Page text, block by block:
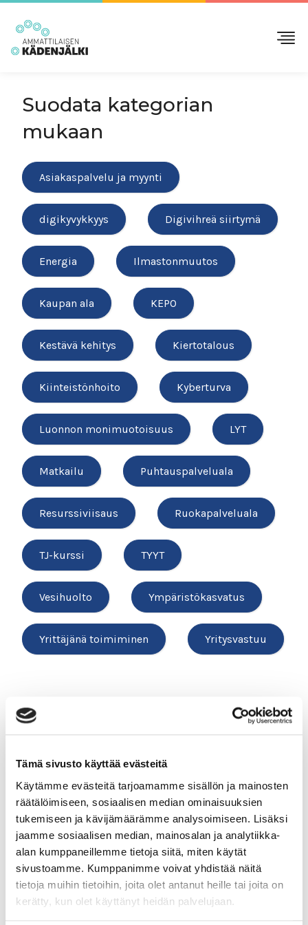
Tämä sivusto käyttää evästeitä
Käytämme evästeitä tarjoamamme sisällön ja mainosten
räätälöimiseen, sosiaalisen median ominaisuuksien
tukemiseen ja kävijämäärämme analysoimiseen. Lisäksi
jaamme sosiaalisen median, mainosalan ja analytiikka-
alan kumppaneillemme tietoja siitä, miten käytät
sivustoamme. Kumppanimme voivat yhdistää näitä
tietoja muihin tietoihin, joita olet antanut heille tai joita on
kerätty, kun olet käyttänyt heidän palvelujaan.
Suodata kategorian
mukaan
Asiakaspalvelu ja myynti
digikyvykkyys Digivihreä siirtymä
Energia Ilmastonmuutos
Kaupan ala KEPO
Kestävä kehitys Kiertotalous
Kiinteistönhoito Kyberturva
Luonnon monimuotoisuus LYT
Matkailu Puhtauspalveluala
Resurssiviisaus Ruokapalveluala
TJ-kurssi TYYT
Vesihuolto Ympäristökasvatus
Yrittäjänä toimiminen Yritysvastuu
Kiinteistön lämmitysjärjestelmät:
kaukolämpö
Suomen rakennuskannassa ylivoimaisesti eniten käytetty
lämmitysmuoto on kaukolämmitys. Kaukolämpöä
käytetään huoneiden ja veden lämmittämiseen sekä
ilmanvaihtoon. Kaukolämpöä tuotetaan lämmön ja
sähkön yhteistuotantolaitoksissa tai lämpökeskuksissa.
Lue lisää